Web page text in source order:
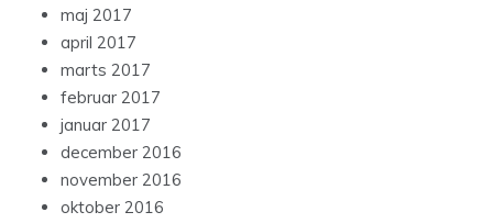
maj 2017
april 2017
marts 2017
februar 2017
januar 2017
december 2016
november 2016
oktober 2016